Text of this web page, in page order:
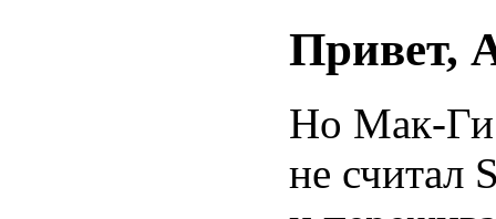
Привет,
Но Мак-Ги
не считал